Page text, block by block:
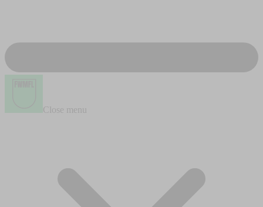
Close menu